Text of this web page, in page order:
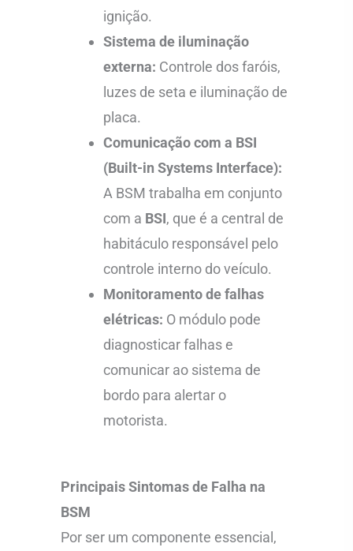
ignição.
Sistema de iluminação
externa: Controle dos faróis,
luzes de seta e iluminação de
placa.
Comunicação com a BSI
(Built-in Systems Interface):
A BSM trabalha em conjunto
com a BSI, que é a central de
habitáculo responsável pelo
controle interno do veículo.
Monitoramento de falhas
elétricas: O módulo pode
diagnosticar falhas e
comunicar ao sistema de
bordo para alertar o
motorista.
Principais Sintomas de Falha na
BSM
Por ser um componente essencial,